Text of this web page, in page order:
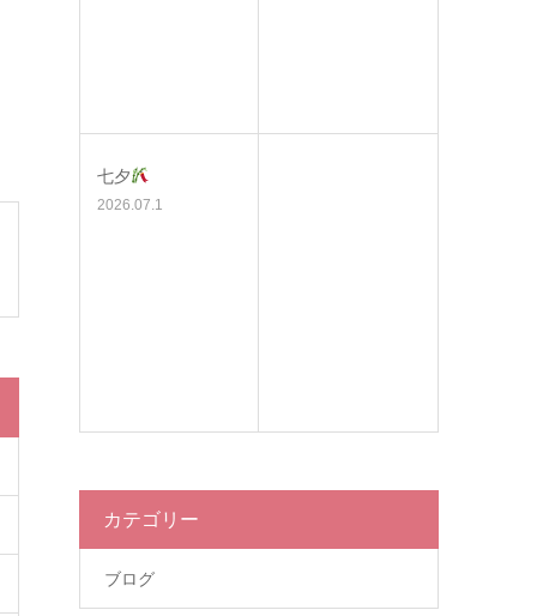
七夕
2026.07.1
カテゴリー
ブログ